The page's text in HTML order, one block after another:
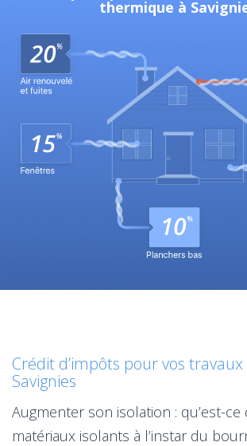
thermique à
Crédit d’impôts pour vos
Savignies
Augmenter son isolation : qu’est-ce
matériaux isolants à l’instar du